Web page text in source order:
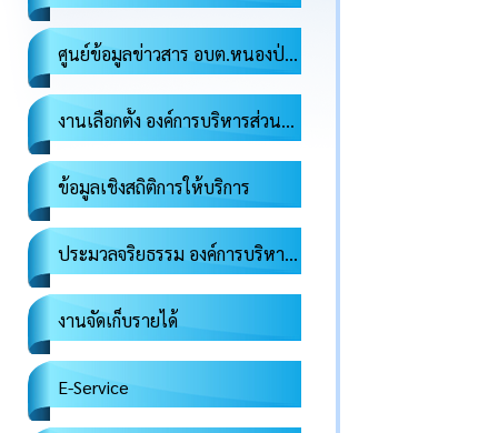
ศูนย์ข้อมูลข่าวสาร อบต.หนองป่าก่อ
งานเลือกตั้ง องค์การบริหารส่วนตำบลหนองป่าก่อ
ข้อมูลเชิงสถิติการให้บริการ
ประมวลจริยธรรม องค์การบริหารส่วนตำบลหนองป่าก่อ
งานจัดเก็บรายได้
E-Service